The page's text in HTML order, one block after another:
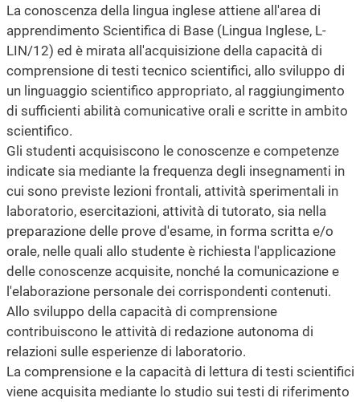
La conoscenza della lingua inglese attiene all'area di
apprendimento Scientifica di Base (Lingua Inglese, L-
LIN/12) ed è mirata all'acquisizione della capacità di
comprensione di testi tecnico scientifici, allo sviluppo di
un linguaggio scientifico appropriato, al raggiungimento
di sufficienti abilità comunicative orali e scritte in ambito
scientifico.
Gli studenti acquisiscono le conoscenze e competenze
indicate sia mediante la frequenza degli insegnamenti in
cui sono previste lezioni frontali, attività sperimentali in
laboratorio, esercitazioni, attività di tutorato, sia nella
preparazione delle prove d'esame, in forma scritta e/o
orale, nelle quali allo studente è richiesta l'applicazione
delle conoscenze acquisite, nonché la comunicazione e
l'elaborazione personale dei corrispondenti contenuti.
Allo sviluppo della capacità di comprensione
contribuiscono le attività di redazione autonoma di
relazioni sulle esperienze di laboratorio.
La comprensione e la capacità di lettura di testi scientifici
viene acquisita mediante lo studio sui testi di riferimento